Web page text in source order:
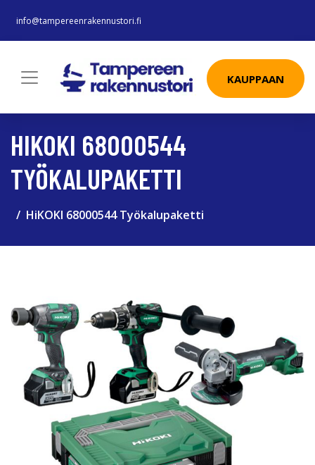
info@tampereenrakennustori.fi
KAUPPAAN
HIKOKI 68000544
TYÖKALUPAKETTI
HiKOKI 68000544 Työkalupaketti